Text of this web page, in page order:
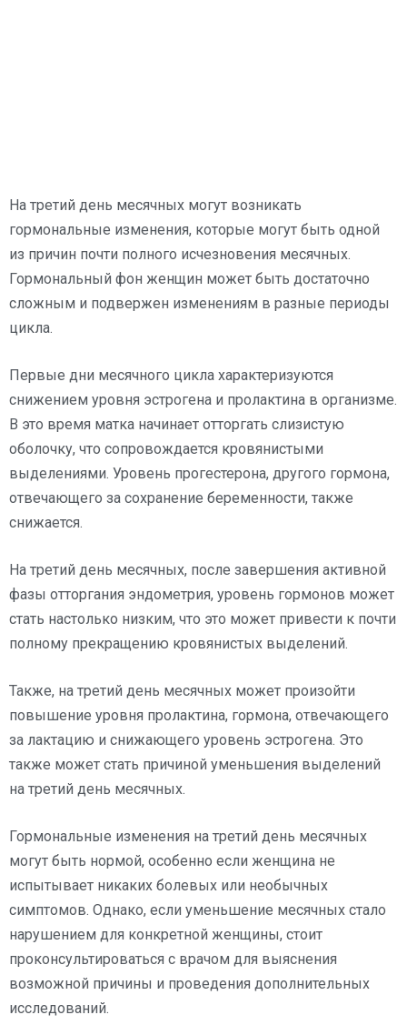
На третий день месячных могут возникать
гормональные изменения, которые могут быть одной
из причин почти полного исчезновения месячных.
Гормональный фон женщин может быть достаточно
сложным и подвержен изменениям в разные периоды
цикла.
Первые дни месячного цикла характеризуются
снижением уровня эстрогена и пролактина в организме.
В это время матка начинает отторгать слизистую
оболочку, что сопровождается кровянистыми
выделениями. Уровень прогестерона, другого гормона,
отвечающего за сохранение беременности, также
снижается.
На третий день месячных, после завершения активной
фазы отторгания эндометрия, уровень гормонов может
стать настолько низким, что это может привести к почти
полному прекращению кровянистых выделений.
Также, на третий день месячных может произойти
повышение уровня пролактина, гормона, отвечающего
за лактацию и снижающего уровень эстрогена. Это
также может стать причиной уменьшения выделений
на третий день месячных.
Гормональные изменения на третий день месячных
могут быть нормой, особенно если женщина не
испытывает никаких болевых или необычных
симптомов. Однако, если уменьшение месячных стало
нарушением для конкретной женщины, стоит
проконсультироваться с врачом для выяснения
возможной причины и проведения дополнительных
исследований.